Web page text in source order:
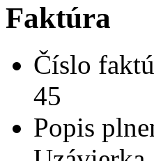
Faktúra
Číslo
45
Popis